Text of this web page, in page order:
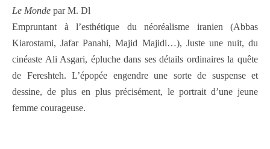
Le Monde par M. Dl
Empruntant à l’esthétique du néoréalisme iranien (Abbas
Kiarostami, Jafar Panahi, Majid Majidi…), Juste une nuit, du
cinéaste Ali Asgari, épluche dans ses détails ordinaires la quête
de Fereshteh. L’épopée engendre une sorte de suspense et
dessine, de plus en plus précisément, le portrait d’une jeune
femme courageuse.